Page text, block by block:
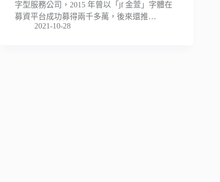
字型服務公司，2015 年曾以「jf 金萱」字體在
募資平台成功募得兩千多萬，後來還推…
2021-10-28